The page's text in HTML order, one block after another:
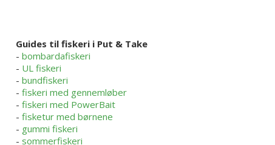
Guides til fiskeri i Put & Take
- bombardafiskeri
- UL fiskeri
- bundfiskeri
- fiskeri med gennemløber
- fiskeri med PowerBait
- fisketur med børnene
- gummi fiskeri
- sommerfiskeri